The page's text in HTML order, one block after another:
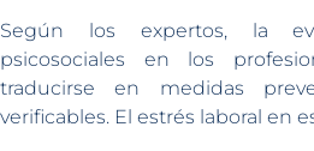
Según los expertos, la
psicosociales en los
traducirse en medidas
verificables. El estrés laboral en